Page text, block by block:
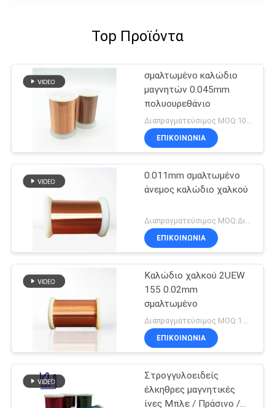
Top Προϊόντα
σμαλτωμένο καλώδιο
μαγνητών 0.045mm
πολυουρεθάνιο
Διαπραγματεύσιμος MOQ:10kg
ΕΠΙΚΟΙΝΩΝΙΑ
0.011mm σμαλτωμένο
άνεμος καλώδιο χαλκού
ΕΠΙΚΟΙΝΩΝΙΑ
Καλώδιο χαλκού 2UEW
155 0.02mm
σμαλτωμένο
ΕΠΙΚΟΙΝΩΝΙΑ
Στρογγυλοειδείς
έλκηθρες μαγνητικές
ίνες Μπλε / Πράσινο /